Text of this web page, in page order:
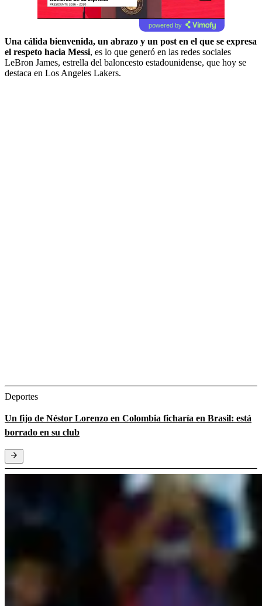
powered by
Una cálida bienvenida, un abrazo y un post en el que se expresa
el respeto hacia Messi, es lo que generó en las redes sociales
LeBron James, estrella del baloncesto estadounidense, que hoy se
destaca en Los Angeles Lakers.
Deportes
Un fijo de Néstor Lorenzo en Colombia ficharía en Brasil: está
borrado en su club